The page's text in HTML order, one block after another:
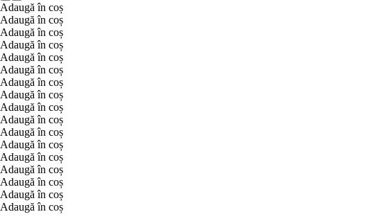
Adaugă în coș
Adaugă în coș
Adaugă în coș
Adaugă în coș
Adaugă în coș
Adaugă în coș
Adaugă în coș
Adaugă în coș
Adaugă în coș
Adaugă în coș
Adaugă în coș
Adaugă în coș
Adaugă în coș
Adaugă în coș
Adaugă în coș
Adaugă în coș
Adaugă în coș